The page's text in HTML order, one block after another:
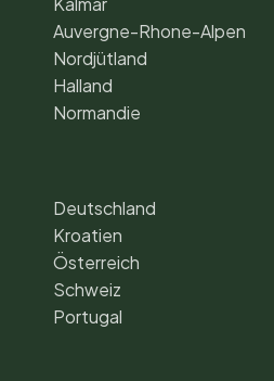
Auvergne-Rhone-Alpen
Nordjütland
Halland
Normandie
Deutschland
Kroatien
Österreich
Schweiz
Portugal